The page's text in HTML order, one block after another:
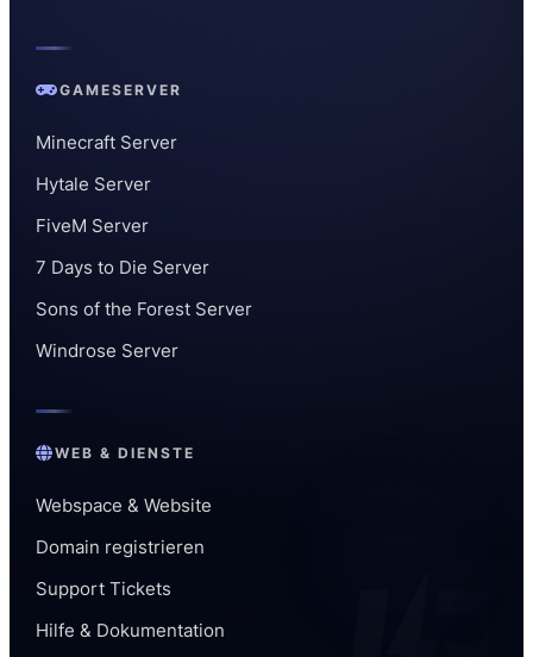
GAMESERVER
Minecraft Server
Hytale Server
FiveM Server
7 Days to Die Server
Sons of the Forest Server
Windrose Server
WEB & DIENSTE
Webspace & Website
Domain registrieren
Support Tickets
Hilfe & Dokumentation